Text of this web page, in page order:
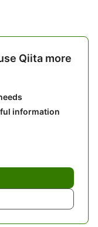
Qiita more
information